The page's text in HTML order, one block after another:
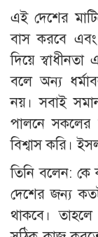
এই দেশের
বাস করবে এবং
দিয়ে
বলে অন্য
নয়। সবাই
পালনে সকলের
বিশ্বাস করি।
তিনি বলেন:
দেশের জন্য
থাকবে।